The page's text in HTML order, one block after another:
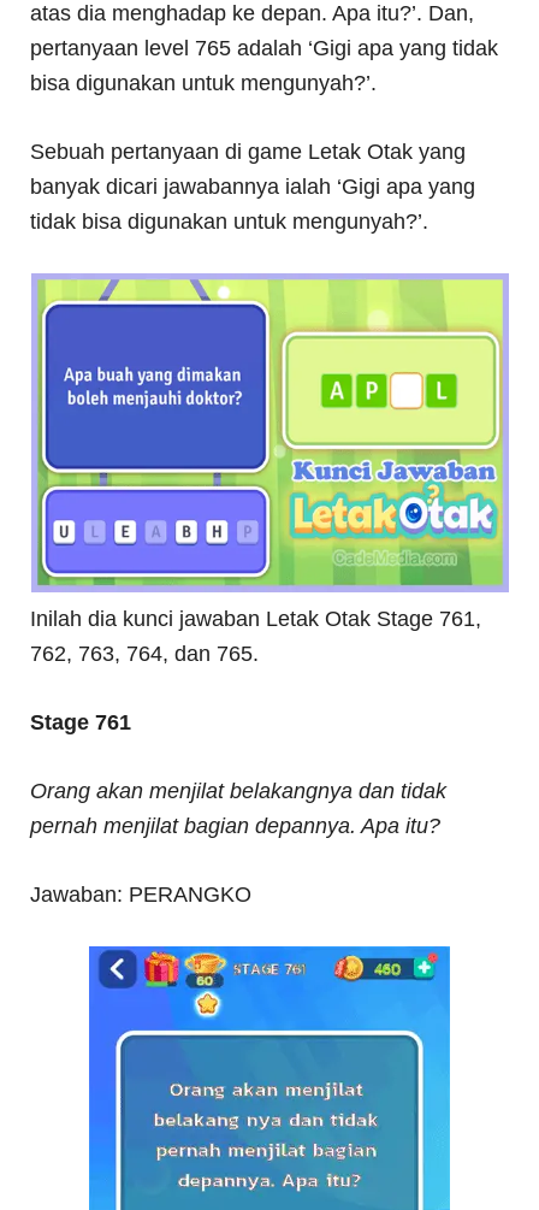
atas dia menghadap ke depan. Apa itu?’. Dan,
pertanyaan level 765 adalah ‘Gigi apa yang tidak
bisa digunakan untuk mengunyah?’.
Sebuah pertanyaan di game Letak Otak yang
banyak dicari jawabannya ialah ‘Gigi apa yang
tidak bisa digunakan untuk mengunyah?’.
Inilah dia kunci jawaban Letak Otak Stage 761,
762, 763, 764, dan 765.
Stage 761
Orang akan menjilat belakangnya dan tidak
pernah menjilat bagian depannya. Apa itu?
Jawaban: PERANGKO